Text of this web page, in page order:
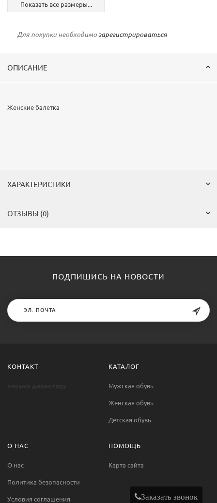
Показать все размеры...
Для покупки необходимо зарегистрироваться
ОПИСАНИЕ
Женские балетка
ХАРАКТЕРИСТИКИ
ОТЗЫВЫ (0)
ПОДПИШИСЬ НА НОВОСТИ
КОНТАКТ КАТАЛОГ
Мужская обувь
Женская обувь
Детская обувь
О НАС
О нас
Политика безопасности
Условия соглашения
ПОМОЩЬ
Карта сайта
Заказать звонок